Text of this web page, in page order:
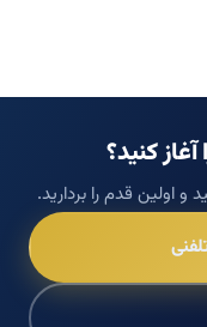
آغاز کنید؟
اولین قدم را بردارید.